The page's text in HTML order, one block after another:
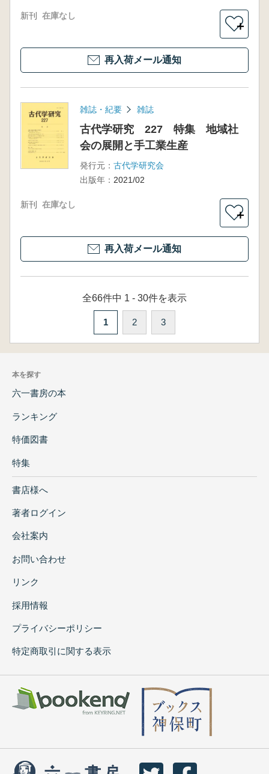
新刊 在庫なし
＋
再入荷メール通知
雑誌・紀要 雑誌
古代学研究 227 特集 地域社
会の展開と手工業生産
発行元： 古代学研究会
出版年： 2021/02
新刊 在庫なし
＋
再入荷メール通知
全66件中 1 - 30件を表示
1 2 3
本を探す
六一書房の本
ランキング
特価図書
特集
書店様へ
著者ログイン
会社案内
お問い合わせ
リンク
採用情報
プライバシーポリシー
特定商取引に関する表示